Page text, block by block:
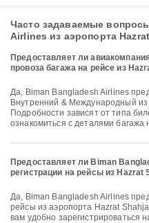
Часто задаваемые
Airlines из аэропорта
Предоставляет ли
провоза багажа на рейсе из
Да, Biman Bangladesh Airlines предоставляет норму багажа для рейсов
Внутренний & Международный
Подробности зависят от типа
ознакомиться с деталями
Предоставляет ли Biman
регистрации на рейсы из
Да, Biman Bangladesh Airlines предоставляет онлайн-регистрацию на
рейсы из аэропорта Hazrat
вам удобно зарегистрироваться